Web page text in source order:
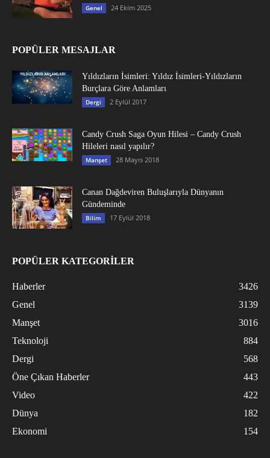
Genel 24 Ekim 2025
POPÜLER MESAJLAR
Yıldızların İsimleri: Yıldız İsimleri-Yıldızların
Burçlara Göre Anlamları
Dergi 2 Eylül 2017
Candy Crush Saga Oyun Hilesi – Candy Crush
Hileleri nasıl yapılır?
Manşet 28 Mayıs 2018
Canan Dağdeviren Buluşlarıyla Dünyanın
Gündeminde
Bilim 17 Eylül 2018
POPÜLER KATEGORİLER
Haberler
3426
Genel
3139
Manşet
3016
Teknoloji
884
Dergi
568
Öne Çıkan Haberler
443
Video
422
Dünya
182
Ekonomi
154